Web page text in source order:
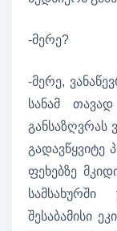
-მერე?
-მერე,
სანამ
ფეხებზე
შესაბამისი